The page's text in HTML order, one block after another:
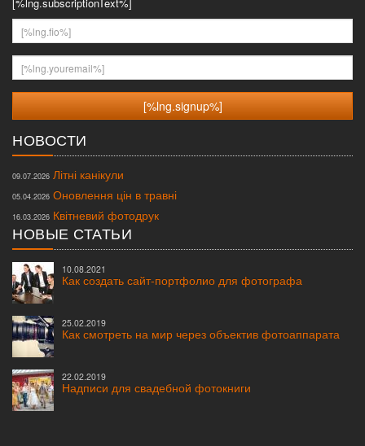
[%lng.fio%]
[%lng.youremail%]
НОВОСТИ
09.07.2026 Літні канікули
05.04.2026 Оновлення цін в травні
16.03.2026 Квітневий фотодрук
НОВЫЕ СТАТЬИ
10.08.2021
Как создать сайт-портфолио для фотографа
25.02.2019
Как смотреть на мир через объектив фотоаппарата
22.02.2019
Надписи для свадебной фотокниги